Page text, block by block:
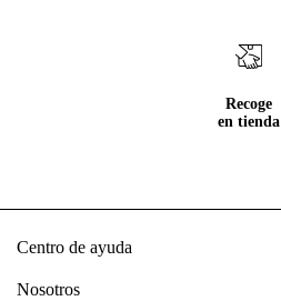
Recoge
en tienda
Centro de ayuda
Mis pedidos
Nosotros